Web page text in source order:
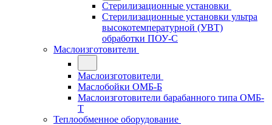
Стерилизационные установки
Стерилизационные установки ультра
высокотемпературной (УВТ)
обработки ПОУ-С
Маслоизготовители
Маслоизготовители
Маслобойки ОМБ-Б
Маслоизготовители барабанного типа ОМБ-
Т
Теплообменное оборудование